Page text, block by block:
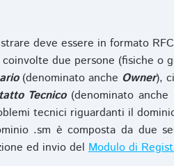
deve essere in formato
due persone (fisiche o
(denominato anche Owner),
Tecnico(denominato anche
tecnici riguardanti il
.sm è composta da due
ed invio del Modulo di